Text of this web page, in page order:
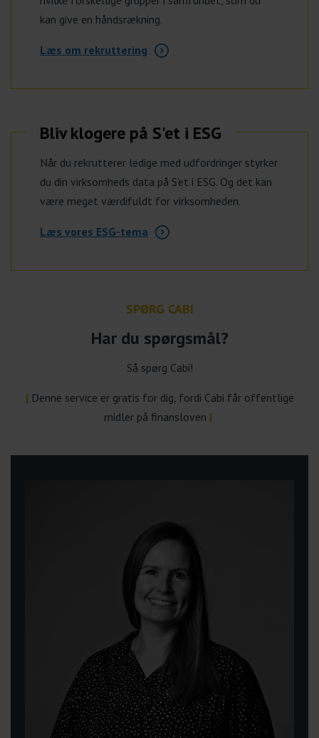
kan give en håndsrækning.
Læs om rekruttering
Bliv klogere på S'et i ESG
Når du rekrutterer ledige med udfordringer styrker
du din virksomheds data på S'et i ESG. Og det kan
være meget værdifuldt for virksomheden.
Læs vores ESG-tema
SPØRG CABI
Har du spørgsmål?
Så spørg Cabi!
| Denne service er gratis for dig, fordi Cabi får offentlige
midler på finansloven |